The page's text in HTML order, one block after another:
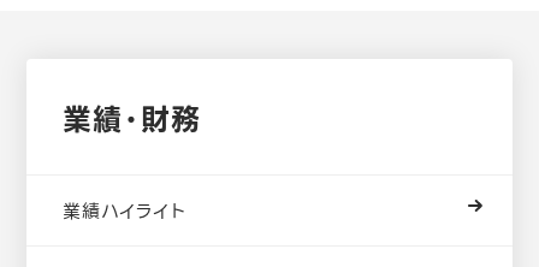
第31回定時株主総会：2026年6月19日
業績・財務
業績ハイライト